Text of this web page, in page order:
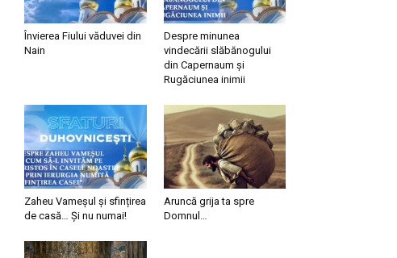
Învierea Fiului văduvei din
Nain
Despre minunea
vindecării slăbănogului
din Capernaum și
Rugăciunea inimii
Zaheu Vameșul și sfințirea
de casă… Și nu numai!
Aruncă grija ta spre
Domnul…